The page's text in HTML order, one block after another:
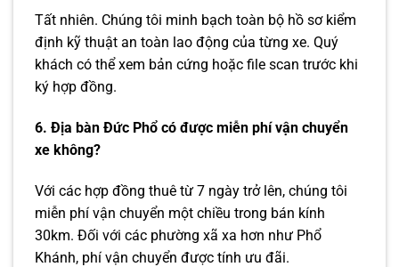
Tất nhiên. Chúng tôi minh bạch toàn bộ hồ sơ kiểm
định kỹ thuật an toàn lao động của từng xe. Quý
khách có thể xem bản cứng hoặc file scan trước khi
ký hợp đồng.
6. Địa bàn Đức Phổ có được miễn phí vận chuyển
xe không?
Với các hợp đồng thuê từ 7 ngày trở lên, chúng tôi
miễn phí vận chuyển một chiều trong bán kính
30km. Đối với các phường xã xa hơn như Phổ
Khánh, phí vận chuyển được tính ưu đãi.